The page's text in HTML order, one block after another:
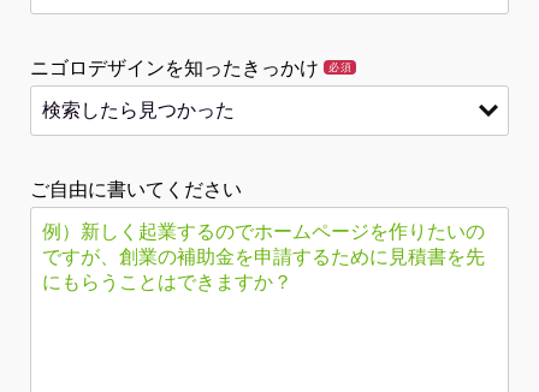
ニゴロデザインを知ったきっかけ 必須
ご自由に書いてください